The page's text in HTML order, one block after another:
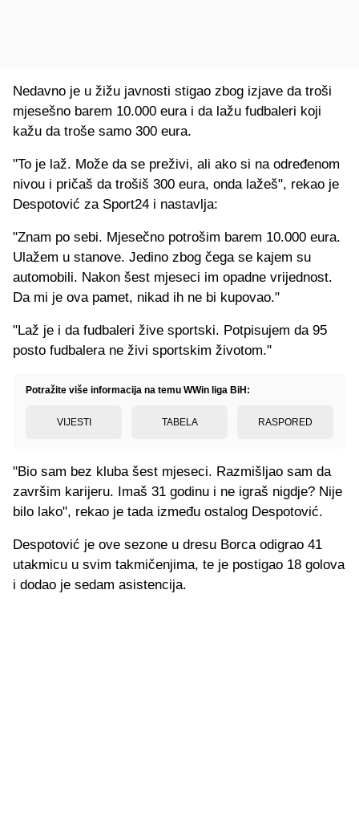
Nedavno je u žižu javnosti stigao zbog izjave da troši
mjesešno barem 10.000 eura i da lažu fudbaleri koji
kažu da troše samo 300 eura.
"To je laž. Može da se preživi, ali ako si na određenom
nivou i pričaš da trošiš 300 eura, onda lažeš", rekao je
Despotović za Sport24 i nastavlja:
"Znam po sebi. Mjesečno potrošim barem 10.000 eura.
Ulažem u stanove. Jedino zbog čega se kajem su
automobili. Nakon šest mjeseci im opadne vrijednost.
Da mi je ova pamet, nikad ih ne bi kupovao."
"Laž je i da fudbaleri žive sportski. Potpisujem da 95
posto fudbalera ne živi sportskim životom."
Potražite više informacija na temu WWin liga BiH:
VIJESTI TABELA RASPORED
"Bio sam bez kluba šest mjeseci. Razmišljao sam da
završim karijeru. Imaš 31 godinu i ne igraš nigdje? Nije
bilo lako", rekao je tada između ostalog Despotović.
Despotović je ove sezone u dresu Borca odigrao 41
utakmicu u svim takmičenjima, te je postigao 18 golova
i dodao je sedam asistencija.